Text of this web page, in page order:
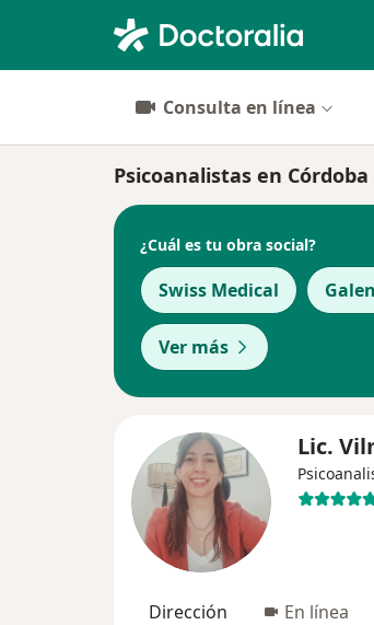
Consulta en línea
Psicoanalistas en
¿Cuál es tu obra social?
Swiss Medical
Ver más
Lic.
Dirección En línea